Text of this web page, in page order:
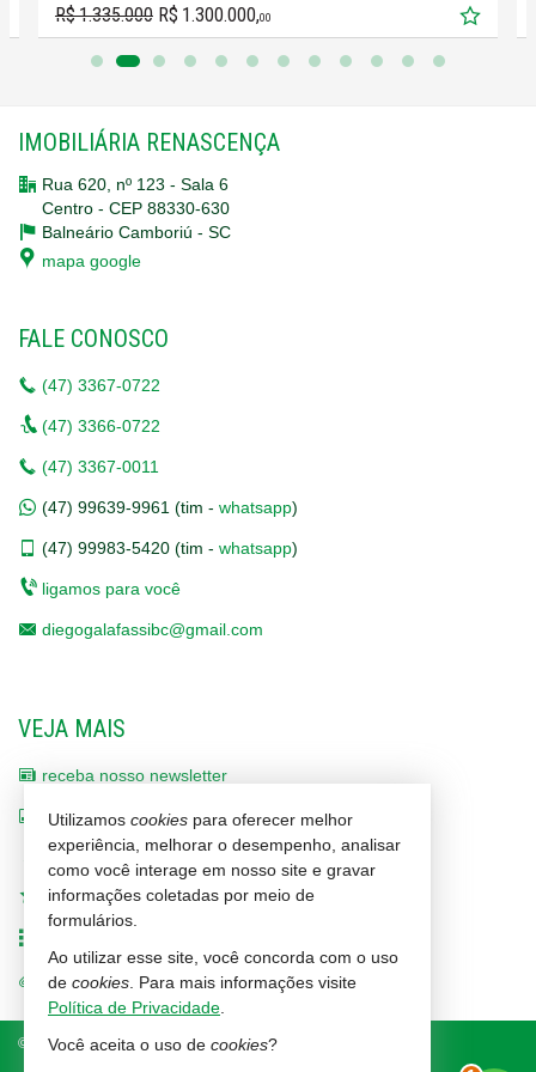
R$ 1.335.000 R$ 1.300.000,00
IMOBILIÁRIA RENASCENÇA
Rua 620, nº 123 - Sala 6
Centro - CEP 88330-630
Balneário Camboriú - SC
mapa google
FALE CONOSCO
(47) 3367-0722
(47) 3366-0722
(47) 3367-0011
(47) 99639-9961 (tim - whatsapp)
(47) 99983-5420 (tim - whatsapp)
ligamos para você
diegogalafassibc@gmail.com
VEJA MAIS
receba nosso newsletter
indicadores financeiros
cadastre seu imóvel
imóveis favoritos
trabalhe conosco
© 2026 CRECI/SC 1464-J Política de Privacidade
Utilizamos cookies para oferecer melhor
experiência, melhorar o desempenho, analisar
como você interage em nosso site e gravar
informações coletadas por meio de
formulários.
Ao utilizar esse site, você concorda com o uso
de cookies . Para mais informações visite
Política de Privacidade
Você aceita o uso de cookies?